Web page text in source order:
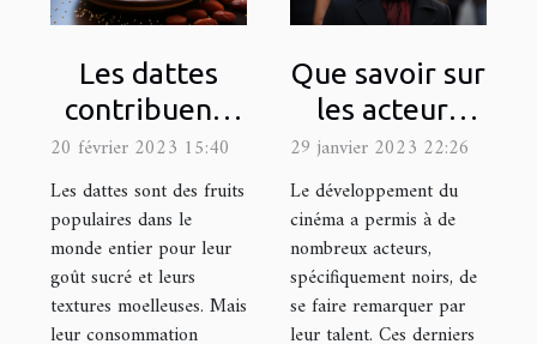
Les dattes
contribuent-
elles à la prise
de poids ?
20 février 2023 15:40
Les dattes sont des fruits
populaires dans le
monde entier pour leur
goût sucré et leurs
textures moelleuses. Mais
leur consommation
Que savoir sur
les acteurs
noirs français
les plus
célèbres ?
29 janvier 2023 22:26
Le développement du
cinéma a permis à de
nombreux acteurs,
spécifiquement noirs, de
se faire remarquer par
leur talent. Ces derniers